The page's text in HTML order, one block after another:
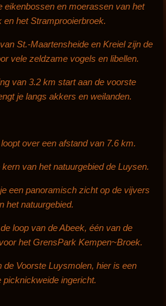
eikenbossen en moerassen van het
en het Stramprooierbroek.
St.-Maartensheide en Kreiel zijn de
vele zeldzame vogels en libellen.
van 3.2 km start aan de voorste
je langs akkers en weilanden.
over een afstand van 7.6 km.
van het natuurgebied de Luysen.
een panoramisch zicht op de vijvers
het natuurgebied.
loop van de Abeek, één van de
het GrensPark Kempen~Broek.
de Voorste Luysmolen, hier is een
picknickweide ingericht.